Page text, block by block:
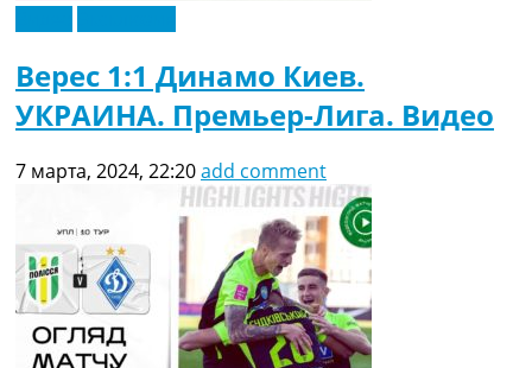
Верес 1:1 Динамо Киев.
УКРАИНА. Премьер-Лига. Видео
7 марта, 2024, 22:20add comment